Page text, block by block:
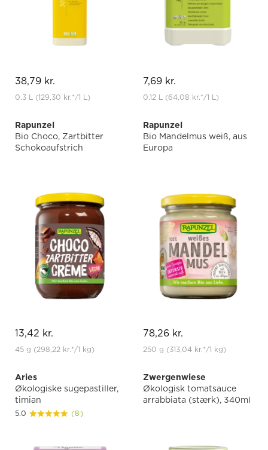
38,79 kr.
0.3 L (129,30 kr.*/1 L)
7,69 kr.
0.12 L (64,08 kr.*/1 L)
Rapunzel
Bio Choco, Zartbitter
Schokoaufstrich
13,42 kr.
45 g (298,22 kr.*/1 kg)
Rapunzel
Bio Mandelmus weiß, aus
Europa
78,26 kr.
250 g (313,04 kr.*/1 kg)
Aries
Økologiske sugepastiller,
timian
5.0 (8)
Zwergenwiese
Økologisk tomatsauce
arrabbiata (stærk), 340ml